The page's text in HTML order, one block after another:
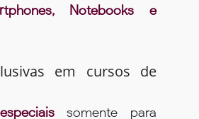
Notebooks e
em cursos de
somente para